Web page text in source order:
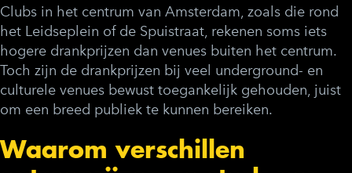
Clubs in het centrum van Amsterdam, zoals die rond
het Leidseplein of de Spuistraat, rekenen soms iets
hogere drankprijzen dan venues buiten het centrum.
Toch zijn de drankprijzen bij veel underground- en
culturele venues bewust toegankelijk gehouden, juist
om een breed publiek te kunnen bereiken.
Waarom verschillen